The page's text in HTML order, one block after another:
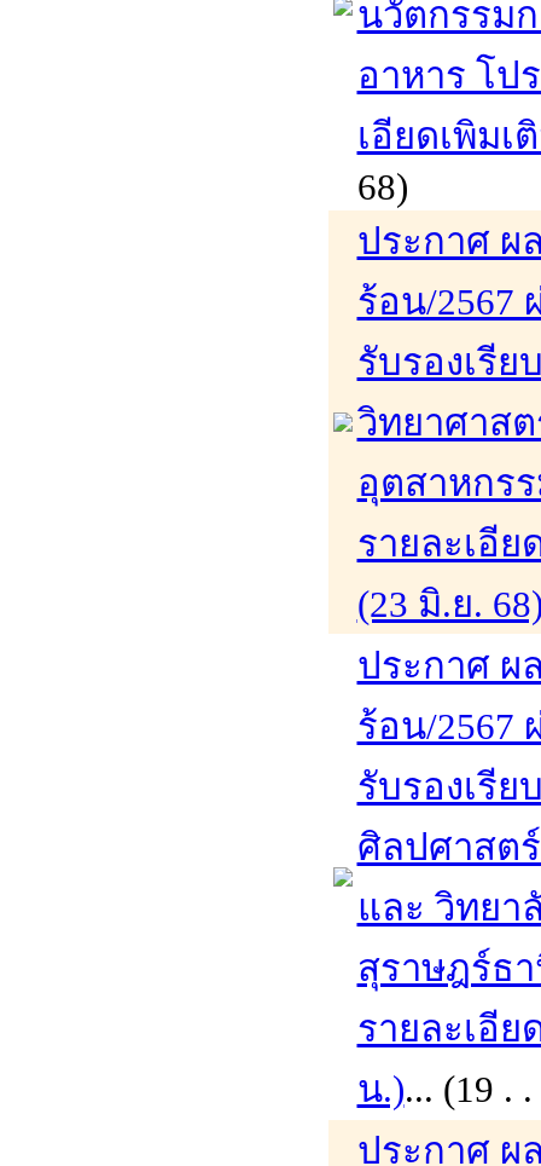
นวัตกรรม
อาหาร โป
เอียดเพิมเ
68)
ประกาศ ผ
ร้อน/2567
รับรองเรี
วิทยาศาส
อุตสาหกร
รายละเอีย
(23 มิ.ย.
ประกาศ ผ
ร้อน/2567
รับรองเรี
ศิลปศาสต
และ วิทยา
สุราษฎร์ธ
รายละเอีย
น.)... (19
ประกาศ ผ